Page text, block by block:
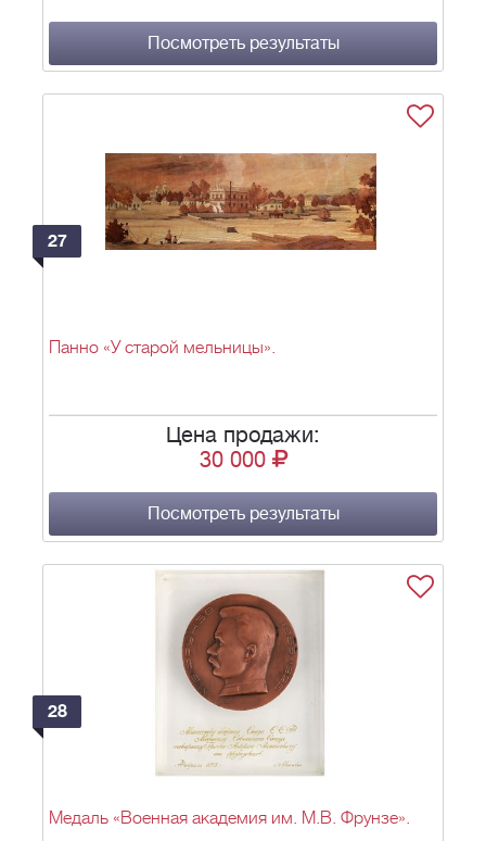
Посмотреть результаты
27
Панно «У старой мельницы».
Цена продажи:
30 000
Посмотреть результаты
28
Медаль «Военная академия им. М.В. Фрунзе».